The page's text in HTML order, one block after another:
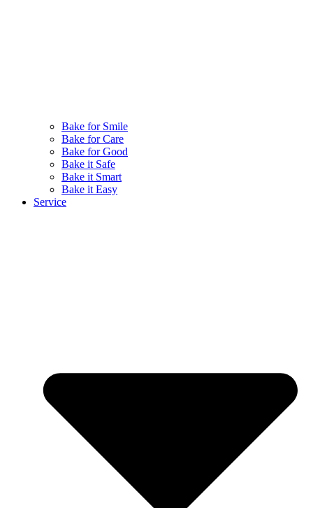
Bake for Smile
Bake for Care
Bake for Good
Bake it Safe
Bake it Smart
Bake it Easy
Service